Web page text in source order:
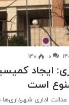
۰ ۱۴۰
ایجاد
است
اداری